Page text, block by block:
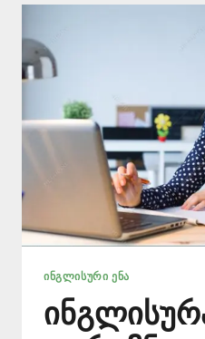
ᲘᲜᲒᲚᲘᲡᲣᲠᲘ ᲔᲜᲐ